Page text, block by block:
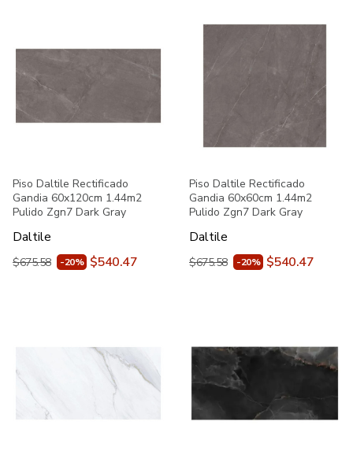
Piso Daltile Rectificado
Gandia 60x120cm 1.44m2
Pulido Zgn7 Dark Gray
Daltile
$675.58 -20% $540.47
Piso Daltile Rectificado
Gandia 60x60cm 1.44m2
Pulido Zgn7 Dark Gray
Daltile
$675.58 -20% $540.47